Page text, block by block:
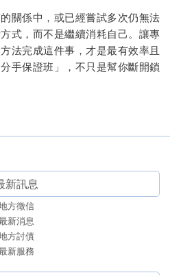
關係中，或已經嘗試多次仍無法
式，而不是繼續消耗自己。讓專
法完成這件事，才是最有效率且
手保證班」，不只是幫你斷開鎖
新訊息
方徵信
新消息
方討債
新服務